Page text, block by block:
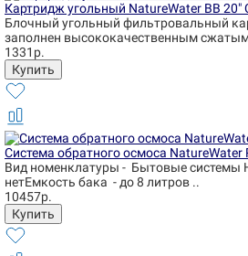
Картридж угольный NatureWater BB 20"
Блочный угольный фильтровальный
заполнен высококачественным
1331р.
Система обратного осмоса NatureWater
Вид номенклатуры - Бытовые системы
нетЕмкость бака - до 8 литров ..
10457р.